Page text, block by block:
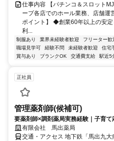
仕事内容 【パチンコ＆スロット
ープ各店でのホール業務、店舗運
ポイント】 ◆創業60年以上の安
利...
制服あり 業界未経験者歓迎 フリーター歓
職場見学可
経験不問 未経験者歓迎 住宅
賞与あり
ブランクOK 交通費支給 駅近5
正社員
管理薬剤師(候補可)
要薬剤師×調剤薬局実務経験｜子育
有限会社 馬出薬局
交通・アクセス 地下鉄「馬出九